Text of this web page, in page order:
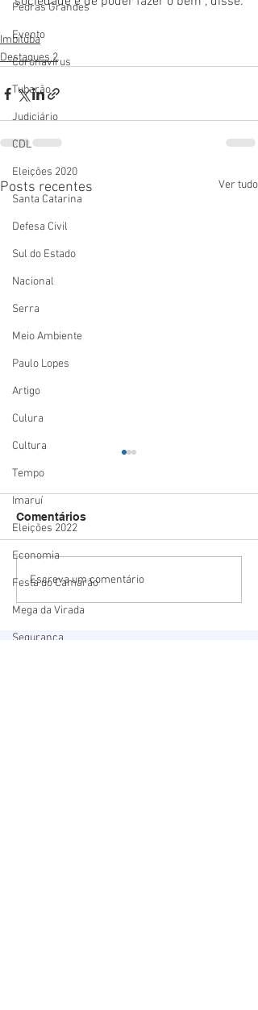
Pedras Grandes
Evento
Coronavírus
Tubarão
Judiciário
CDL
Eleições 2020
Santa Catarina
Defesa Civil
Sul do Estado
Nacional
Serra
Meio Ambiente
Paulo Lopes
Artigo
Culura
Cultura
Tempo
Imaruí
Eleições 2022
Economia
Festa do Camarão
Mega da Virada
Segurança
Imbituba
Destaques 2
Posts recentes Ver tudo
Estado mais seguro do
país: Santa Catarina
registra menor número
de homicídios para o
Comentários
Escreva um comentário